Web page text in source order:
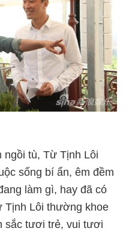
ngồi tù, Từ Tịnh Lôi
sống bí ẩn, êm đềm
làm gì, hay đã có
Tịnh Lôi thường khoe
sắc tươi trẻ, vui tươi